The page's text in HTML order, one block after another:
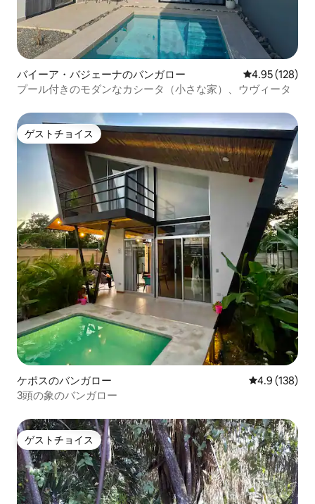
バイーア・バジェーナのバンガロー レビュー128
4.95 (128)
プール付きのモダンなカシータ（小さな家）、ウヴィータ
ゲストチョイス
ゲストチョイス
ケポスのバンガロー レビュー138
4.9 (138)
3頭の象のバンガロー
ゲストチョイス
ゲストチョイス